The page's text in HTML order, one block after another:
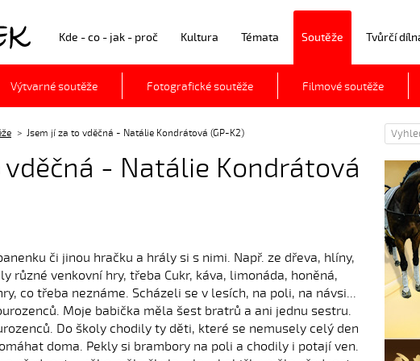
Kde - co - jak - proč Kultura Témata Soutěže Tvůrčí
Výtvarné soutěže Fotografické soutěže Filmové soutěže
Jsem jí za to vděčná - Natálie Kondrátová (GP-K2)
vděčná - Natálie Kondrátová
či jinou hračku a hrály si s nimi. Např. ze dřeva, hlíny,
různé venkovní hry, třeba Cukr, káva, limonáda, honěná,
co třeba neznáme. Scházeli se v lesích, na poli, na návsi...
Moje babička měla šest bratrů a ani jednu sestru.
Do školy chodily ty děti, které se nemusely celý den
doma. Pekly si brambory na poli a chodily i potají ven.